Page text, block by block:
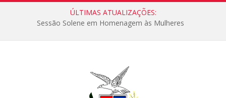
ÚLTIMAS ATUALIZAÇÕES:
Sessão Solene em Homenagem às Mulheres